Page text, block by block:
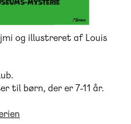
og illustreret af Louis
til børn, der er 7-11 år.